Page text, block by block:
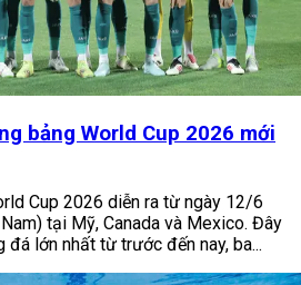
bảng World Cup 2026 mới
Cup 2026 diễn ra từ ngày 12/6
tại Mỹ, Canada và Mexico. Đây
đá lớn nhất từ trước đến nay, ba...